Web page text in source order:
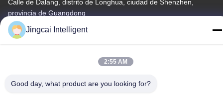
Calle de Dalang, distrito de Longhua, ciudad de Shenzhen,
provincia de Guangdong
Teléfono
18665866730-18665866730
Jingcai Intelligent
2:55 AM
Good day, what product are you looking for?